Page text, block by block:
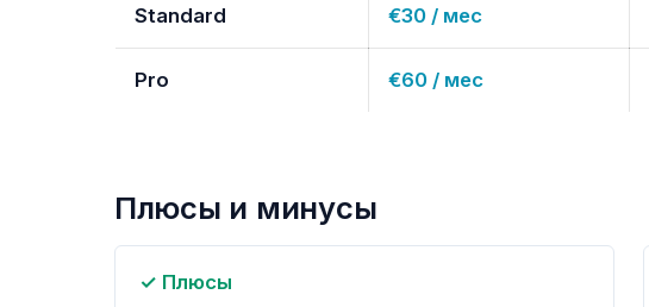
Standard €30 / мес
Pro €60 / мес
Плюсы и минусы
✓ Плюсы